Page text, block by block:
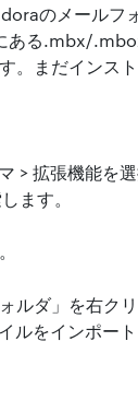
のメール
る.mbx/.mbox
まだインス
> 拡張機能を選
ます。
ダ」を右クリ
をインポー